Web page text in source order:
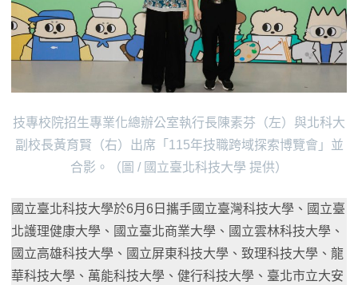
技專校院招生專業化總辦公室執行長陳素芬（左）與北科大
副校長黃育賢（右）出席「115年技職跨域探索博覽會」並
合影。（圖 / 國立臺北科技大學 提供）
國立臺北科技大學於6月6日攜手國立臺灣科技大學、國立臺
北護理健康大學、國立臺北商業大學、國立雲林科技大學、
國立高雄科技大學、國立屏東科技大學、致理科技大學、龍
華科技大學、萬能科技大學、健行科技大學、臺北市立大安